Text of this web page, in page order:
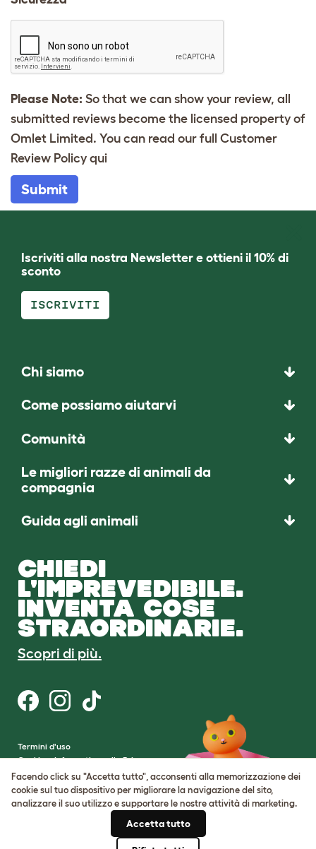
Please Note: So that we can show your review, all
submitted reviews become the licensed property of
Omlet Limited. You can read our full Customer
Review Policy qui
Submit
Iscriviti alla nostra Newsletter e ottieni il 10% di
sconto
ISCRIVITI
Chi siamo
Come possiamo aiutarvi
Comunità
Le migliori razze di animali da
compagnia
Guida agli animali
CHIEDI
L'IMPREVEDIBILE.
INVENTA COSE
STRAORDINARIE.
Scopri di più.
Termini d'uso
Cookie e Informativa sulla Privacy
Cookie Settings
Mappa del sito
Numero di registrazione della società:
Facendo click su "Accetta tutto", acconsenti alla memorizzazione dei
cookie sul tuo dispositivo per migliorare la navigazione del sito,
analizzare il suo utilizzo e supportare le nostre attività di marketing.
Accetta tutto